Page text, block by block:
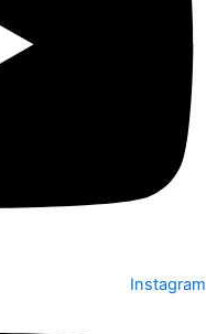
Instagram